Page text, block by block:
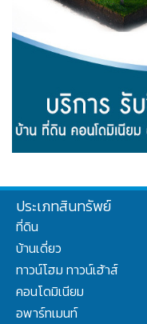
ประเภทสินทรัพย์
ที่ดิน
บ้านเดี่ยว
ทาวน์โฮม ทาวน์เฮ้าส์
คอนโดมิเนียม
อพาร์ทเมนท์